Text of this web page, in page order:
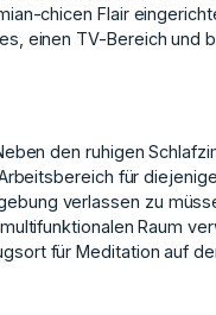
chicen Flair
einen TV-Bereich und
den ruhigen
für
verlassen zu
Raum
für Meditation auf